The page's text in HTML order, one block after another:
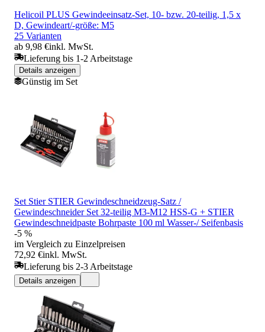
Helicoil PLUS Gewindeeinsatz-Set, 10- bzw. 20-teilig, 1,5 x
D, Gewindeart/-größe: M5
25 Varianten
ab 9,98 €inkl. MwSt.
Lieferung bis 1-2 Arbeitstage
Details anzeigen
Günstig im Set
Set Stier STIER Gewindeschneidzeug-Satz /
Gewindeschneider Set 32-teilig M3-M12 HSS-G + STIER
Gewindeschneidpaste Bohrpaste 100 ml Wasser-/ Seifenbasis
-5 %
im Vergleich zu Einzelpreisen
72,92 €inkl. MwSt.
Lieferung bis 2-3 Arbeitstage
Details anzeigen